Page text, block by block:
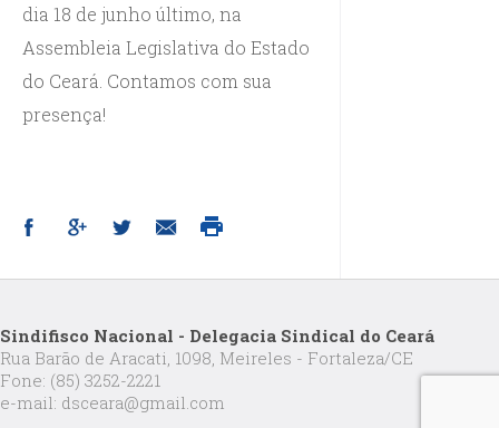
dia 18 de junho último, na
Assembleia Legislativa do Estado
do Ceará. Contamos com sua
presença!
Sindifisco Nacional - Delegacia Sindical do Ceará
Rua Barão de Aracati, 1098, Meireles - Fortaleza/CE
Fone: (85) 3252-2221
e-mail: dsceara@gmail.com